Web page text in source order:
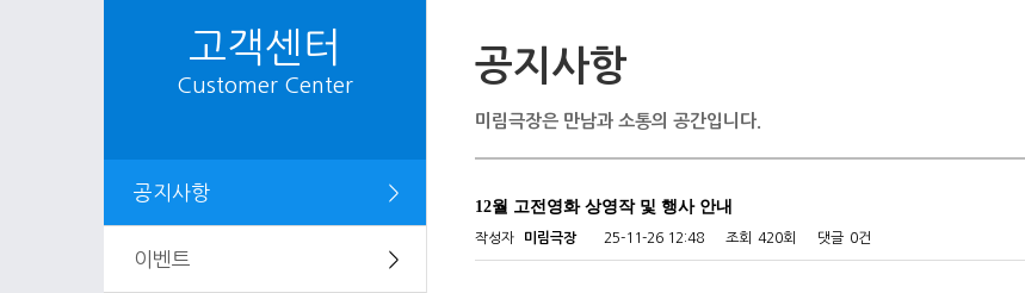
고객센터
Customer Center
공지사항 ＞
이벤트 ＞
공지사항
미림극장은 만남과 소통의 공간입니다.
12월 고전영화 상영작 및 행사 안내
작성자 미림극장 25-11-26 12:48 조회 420회 댓글 0건